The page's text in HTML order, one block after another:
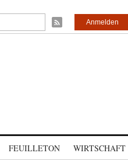
Anmelden
FEUILLETON WIRTSCHAFT